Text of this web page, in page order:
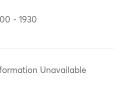
- 1930
Unavailable